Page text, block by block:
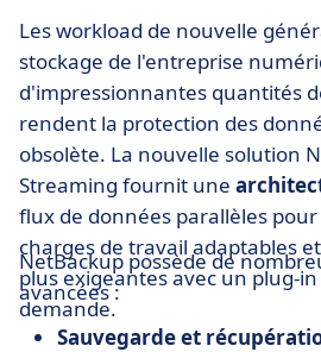
Les workload de nouvelle
stockage de l'entreprise
d'impressionnantes quantités
rendent la protection des
obsolète. La nouvelle solution
Streaming fournit une
flux de données parallèles
charges de travail adaptables
plus exigeantes avec un plug-
demande.
NetBackup possède de
avancées :
Sauvegarde et